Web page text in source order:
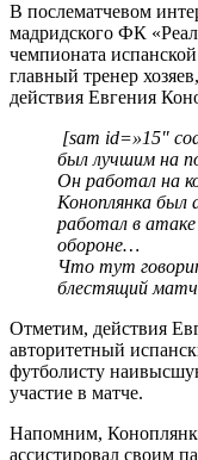
В послематчевом
мадридского ФК
чемпионата
главный тренер
действия Евгения
[sam id=»15″
был лучшим на
Он работал на
Коноплянка был
работал в
обороне…
Что тут
блестящий
Отметим, действия
авторитетный
футболисту
участие в матче.
Напомним,
ассистировал своим